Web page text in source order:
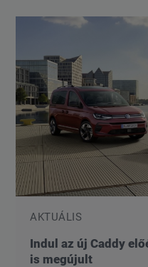
AKTUÁLIS
Indul az új Caddy
is megújult